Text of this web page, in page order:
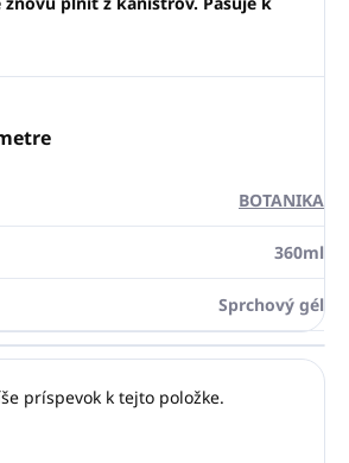
BOTANIKA
360ml
Sprchový gél
príspevok k tejto položke.